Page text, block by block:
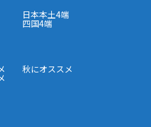
日本本土4端
四国4端
秋にオススメ